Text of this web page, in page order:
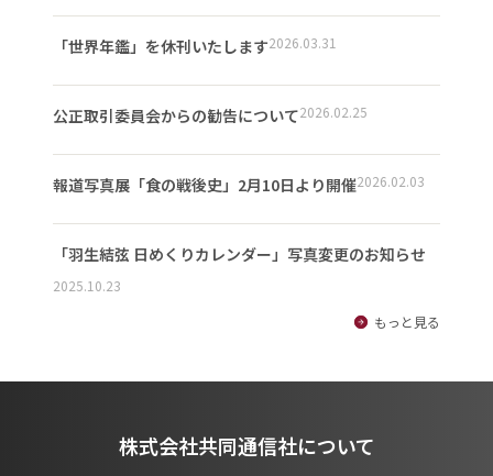
「世界年鑑」を休刊いたします2026.03.31
公正取引委員会からの勧告について2026.02.25
報道写真展「食の戦後史」2月10日より開催2026.02.03
「羽生結弦 日めくりカレンダー」写真変更のお知らせ
2025.10.23
もっと見る
株式会社共同通信社について